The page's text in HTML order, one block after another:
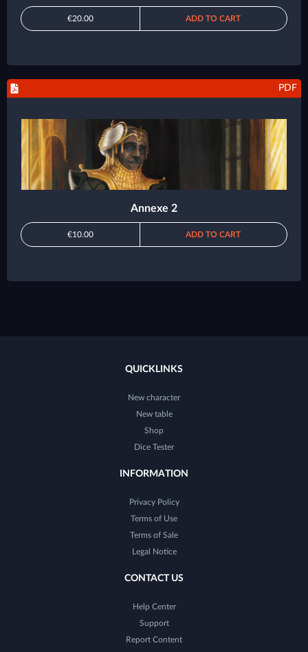
€20.00 ADD TO CART
PDF
Annexe 2
€10.00 ADD TO CART
QUICKLINKS
New character
New table
Shop
Dice Tester
INFORMATION
Privacy Policy
Terms of Use
Terms of Sale
Legal Notice
CONTACT US
Help Center
Support
Report Content